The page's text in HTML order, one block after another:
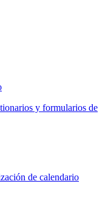
y formularios de
de calendario